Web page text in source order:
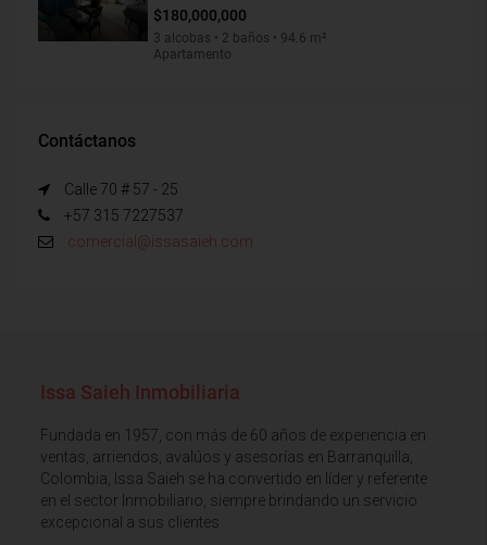
$180,000,000
3 alcobas • 2 baños • 94.6 m²
Apartamento
Contáctanos
Calle 70 # 57 - 25
+57 315 7227537
comercial@issasaieh.com
Issa Saieh Inmobiliaria
Fundada en 1957, con más de 60 años de experiencia en
ventas, arriendos, avalúos y asesorías en Barranquilla,
Colombia, Issa Saieh se ha convertido en líder y referente
en el sector Inmobiliario, siempre brindando un servicio
excepcional a sus clientes